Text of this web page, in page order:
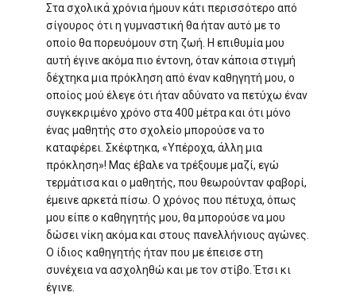
Στα σχολικά χρόνια ήμουν κάτι περισσότερο από
σίγουρος ότι η γυμναστική θα ήταν αυτό με το
οποίο θα πορευόμουν στη ζωή. Η επιθυμία μου
αυτή έγινε ακόμα πιο έντονη, όταν κάποια στιγμή
δέχτηκα μια πρόκληση από έναν καθηγητή μου, ο
οποίος μού έλεγε ότι ήταν αδύνατο να πετύχω έναν
συγκεκριμένο χρόνο στα 400 μέτρα και ότι μόνο
ένας μαθητής στο σχολείο μπορούσε να το
καταφέρει. Σκέφτηκα, «Υπέροχα, άλλη μια
πρόκληση»! Μας έβαλε να τρέξουμε μαζί, εγώ
τερμάτισα και ο μαθητής, που θεωρούνταν φαβορί,
έμεινε αρκετά πίσω. Ο χρόνος που πέτυχα, όπως
μου είπε ο καθηγητής μου, θα μπορούσε να μου
δώσει νίκη ακόμα και στους πανελλήνιους αγώνες.
Ο ίδιος καθηγητής ήταν που με έπεισε στη
συνέχεια να ασχοληθώ και με τον στίβο. Έτσι κι
έγινε.